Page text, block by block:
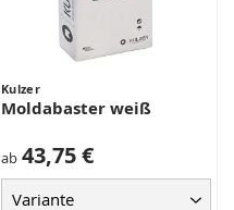
Kulzer
Moldabaster weiß
ab 43,75 €